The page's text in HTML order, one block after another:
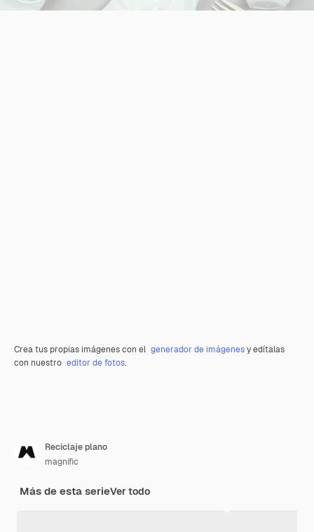
Crea tus propias imágenes con el generador de imágenesy edítalas
con nuestro editor de fotos.
Reciclaje plano
magnific
Más de esta serieVer todo